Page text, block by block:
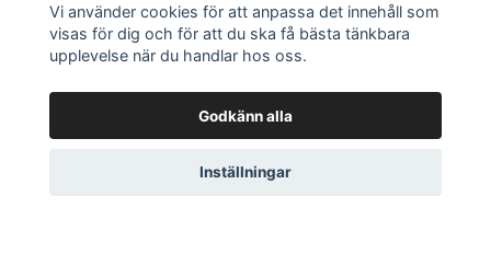
Presentkort
Vi använder cookies för att anpassa det innehåll som
visas för dig och för att du ska få bästa tänkbara
upplevelse när du handlar hos oss.
Godkänn alla
Inställningar